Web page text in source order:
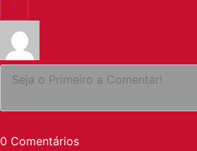
0 Comentários